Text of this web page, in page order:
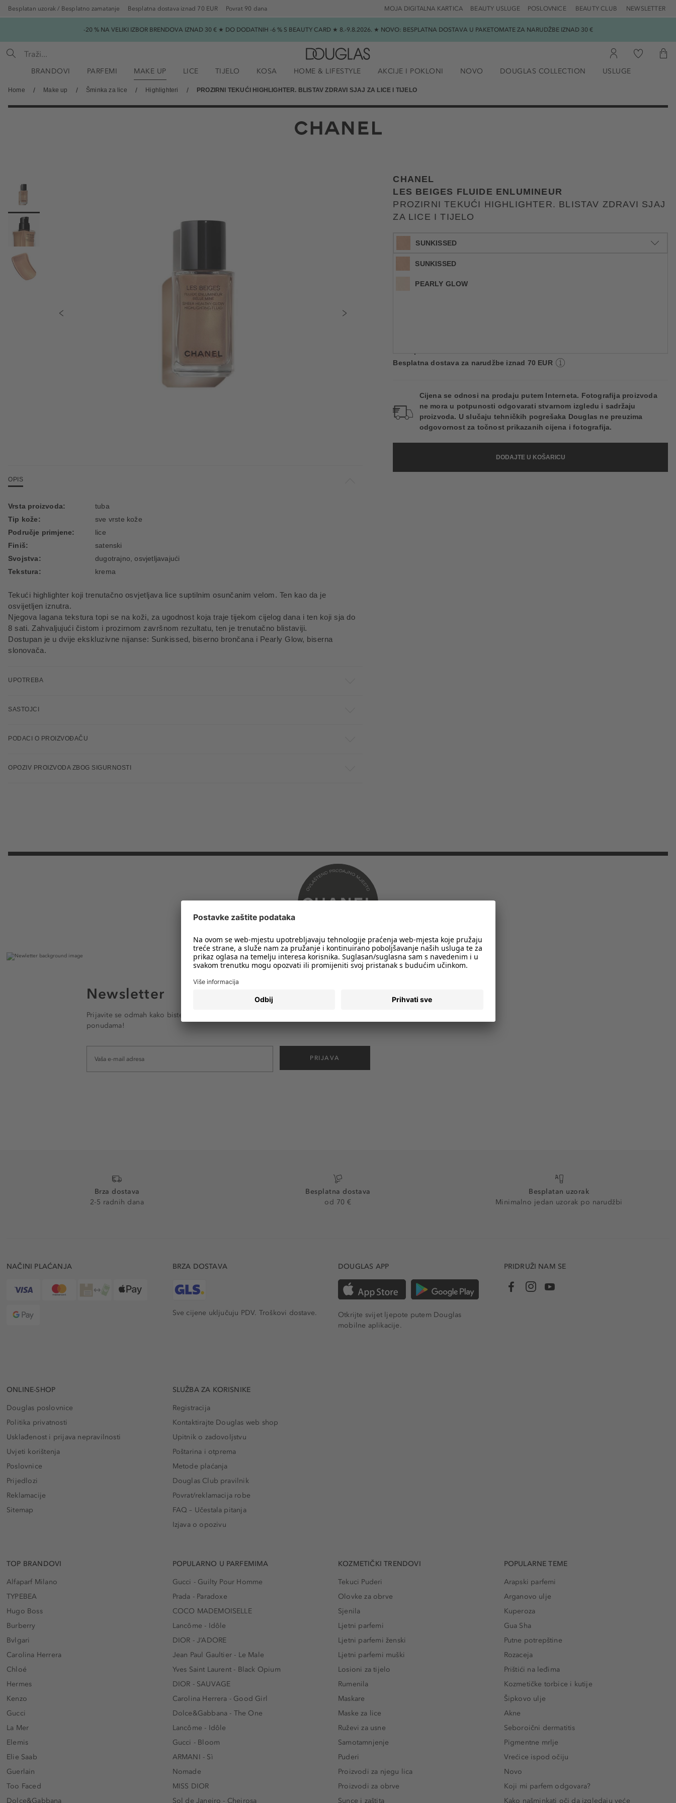
Besplatan uzorak / Besplatno zamatanje Besplatna dostava iznad 70 EUR Povrat 90 dana POSLOVNICE BEAUTY CLUB NEWSLETTER
BEAUTY USLUGE
MOJA DIGITALNA KARTICA
-20 % NA VELIKI IZBOR BRENDOVA IZNAD 30 € ★ DO DODATNIH -6 % S BEAUTY CARD ★ 8.-9.8.2026. ★ NOVO: BESPLATNA DOSTAVA U PAKETOMATE ZA NARUDŽBE IZNAD 30 €
BRANDOVI PARFEMI MAKE UP LICE TIJELO KOSA HOME & LIFESTYLE AKCIJE I POKLONI NOVO DOUGLAS COLLECTION USLUGE
Home Make up Šminka za lice Highlighteri PROZIRNI TEKUĆI HIGHLIGHTER. BLISTAV ZDRAVI SJAJ ZA LICE I TIJELO
CHANEL
LES BEIGES FLUIDE ENLUMINEUR
PROZIRNI TEKUĆI HIGHLIGHTER. BLISTAV ZDRAVI SJAJ
ZA LICE I TIJELO
SUNKISSED
SUNKISSED
PEARLY GLOW
Besplatna dostava za narudžbe iznad 70 EUR
Cijena se odnosi na prodaju putem Interneta. Fotografija proizvoda
ne mora u potpunosti odgovarati stvarnom izgledu i sadržaju
proizvoda. U slučaju tehničkih pogrešaka Douglas ne preuzima
odgovornost za točnost prikazanih cijena i fotografija.
DODAJTE U KOŠARICU
OPIS
Tekući highlighter koji trenutačno osvjetljava lice suptilnim osunčanim velom. Ten kao da je
osvijetljen iznutra.
Njegova lagana tekstura topi se na koži, za ugodnost koja traje tijekom cijelog dana i ten koji sja do
8 sati. Zahvaljujući čistom i prozirnom završnom rezultatu, ten je trenutačno blistaviji.
Dostupan je u dvije ekskluzivne nijanse: Sunkissed, biserno brončana i Pearly Glow, biserna
slonovača.
Vrsta proizvoda:
tuba
Tip kože:
sve vrste kože
Područje primjene:
lice
Finiš:
satenski
Svojstva:
dugotrajno, osvjetljavajući
Tekstura:
krema
UPOTREBA
SASTOJCI
PODACI O PROIZVOĐAČU
OPOZIV PROIZVODA ZBOG SIGURNOSTI
Newsletter
Prijavite se odmah kako biste e-mailom primali obavijesti o svim trendovima i
ponudama!
PRIJAVA
Brza dostava
2-5 radnih dana
Besplatna dostava
od 70 €
Besplatan uzorak
Minimalno jedan uzorak po narudžbi
NAČINI PLAĆANJA BRZA DOSTAVA
Sve cijene uključuju PDV. Troškovi dostave.
DOUGLAS APP
Otkrijte svijet ljepote putem Douglas
mobilne aplikacije.
PRIDRUŽI NAM SE
ONLINE-SHOP
Douglas poslovnice
Politika privatnosti
Usklađenost i prijava nepravilnosti
Uvjeti korištenja
Poslovnice
Prijedlozi
Reklamacije
Sitemap
SLUŽBA ZA KORISNIKE
Registracija
Kontaktirajte Douglas web shop
Upitnik o zadovoljstvu
Poštarina i otprema
Metode plaćanja
Douglas Club pravilnik
Povrat/reklamacija robe
FAQ – Učestala pitanja
Izjava o opozivu
TOP BRANDOVI
Alfaparf Milano
TYPEBEA
Hugo Boss
Burberry
Bvlgari
Carolina Herrera
Chloé
Hermes
Kenzo
Gucci
La Mer
Elemis
Elie Saab
Guerlain
Too Faced
Dolce&Gabbana
POPULARNO U PARFEMIMA
Gucci - Guilty Pour Homme
Prada - Paradoxe
COCO MADEMOISELLE
Lancôme - Idôle
DIOR - J’ADORE
Jean Paul Gaultier - Le Male
Yves Saint Laurent - Black Opium
DIOR - SAUVAGE
Carolina Herrera - Good Girl
Dolce&Gabbana - The One
Lancôme - Idôle
Gucci - Bloom
ARMANI - Sì
Nomade
MISS DIOR
Sol de Janeiro - Cheirosa
KOZMETIČKI TRENDOVI
Tekuci Puderi
Olovke za obrve
Sjenila
Ljetni parfemi
Ljetni parfemi ženski
Ljetni parfemi muški
Losioni za tijelo
Rumenila
Maskare
Maske za lice
Ruževi za usne
Samotamnjenje
Puderi
Proizvodi za njegu lica
Proizvodi za obrve
Sunce i zaštita
POPULARNE TEME
Arapski parfemi
Arganovo ulje
Kuperoza
Gua Sha
Putne potrepštine
Rozaceja
Prištići na leđima
Kozmetičke torbice i kutije
Šipkovo ulje
Akne
Seboroični dermatitis
Pigmentne mrlje
Vrećice ispod očiju
Novo
Koji mi parfem odgovara?
Kako našminkati oči da izgledaju veće